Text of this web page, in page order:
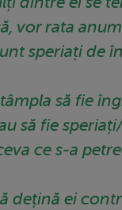
vor rata
speriați de
să fie
să fie
ce s-a
dețină ei